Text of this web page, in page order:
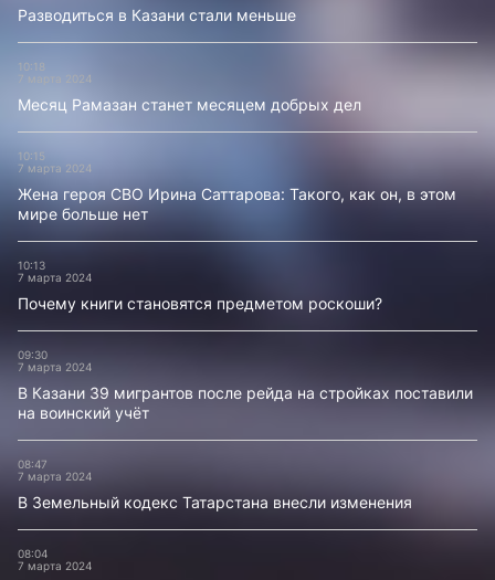
Разводиться в Казани стали меньше
10:18
7 марта 2024
Месяц Рамазан станет месяцем добрых дел
10:15
7 марта 2024
Жена героя СВО Ирина Саттарова: Такого, как он, в этом
мире больше нет
10:13
7 марта 2024
Почему книги становятся предметом роскоши?
09:30
7 марта 2024
В Казани 39 мигрантов после рейда на стройках поставили
на воинский учёт
08:47
7 марта 2024
В Земельный кодекс Татарстана внесли изменения
08:04
7 марта 2024